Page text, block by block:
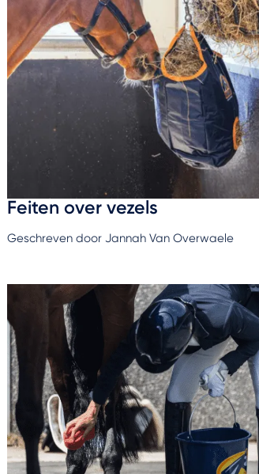
Feiten over vezels
Geschreven door Jannah Van Overwaele